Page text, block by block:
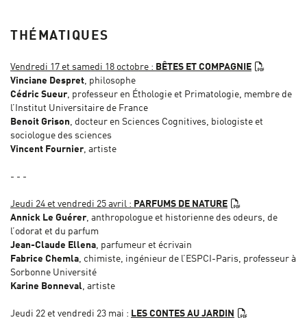
THÉMATIQUES
Vendredi 17 et samedi 18 octobre : BÊTES ET COMPAGNIE
Vinciane Despret, philosophe
Cédric Sueur, professeur en Éthologie et Primatologie, membre de
l’Institut Universitaire de France
Benoit Grison, docteur en Sciences Cognitives, biologiste et
sociologue des sciences
Vincent Fournier, artiste
- - -
Jeudi 24 et vendredi 25 avril : PARFUMS DE NATURE
Annick Le Guérer, anthropologue et historienne des odeurs, de
l’odorat et du parfum
Jean-Claude Ellena, parfumeur et écrivain
Fabrice Chemla, chimiste, ingénieur de l’ESPCI-Paris, professeur à
Sorbonne Université
Karine Bonneval, artiste
Jeudi 22 et vendredi 23 mai : LES CONTES AU JARDIN